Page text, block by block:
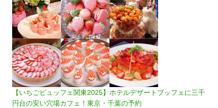
【いちごビュッフェ関東2025】ホテルデザートブッフェに三千
円台の安い穴場カフェ！東京・千葉の予約